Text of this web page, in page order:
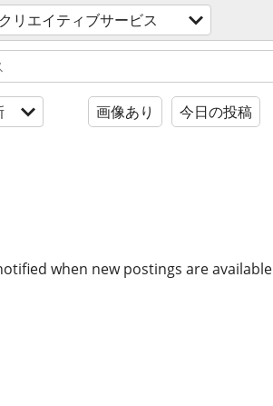
リエイティブサービス
画像あり 今日の投稿
when new postings are available